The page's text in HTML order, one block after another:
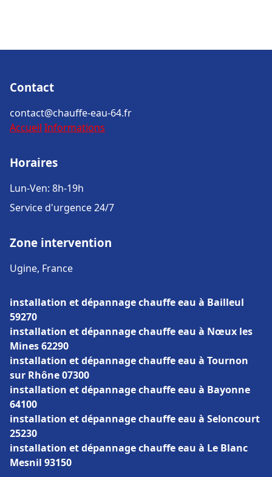
Contact
contact@chauffe-eau-64.fr
Accueil Informations
Horaires
Lun-Ven: 8h-19h
Service d'urgence 24/7
Zone intervention
Ugine, France
installation et dépannage chauffe eau à Bailleul
59270
installation et dépannage chauffe eau à Nœux les
Mines 62290
installation et dépannage chauffe eau à Tournon
sur Rhône 07300
installation et dépannage chauffe eau à Bayonne
64100
installation et dépannage chauffe eau à Seloncourt
25230
installation et dépannage chauffe eau à Le Blanc
Mesnil 93150